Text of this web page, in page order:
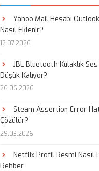
Yahoo Mail Hesabı
Nasıl Eklenir?
12.07.2026
JBL Bluetooth Kulaklık
Düşük Kalıyor?
26.06.2026
Steam Assertion Error
Çözülür?
29.03.2026
Netflix Profil Resmi Nasıl
Rehber